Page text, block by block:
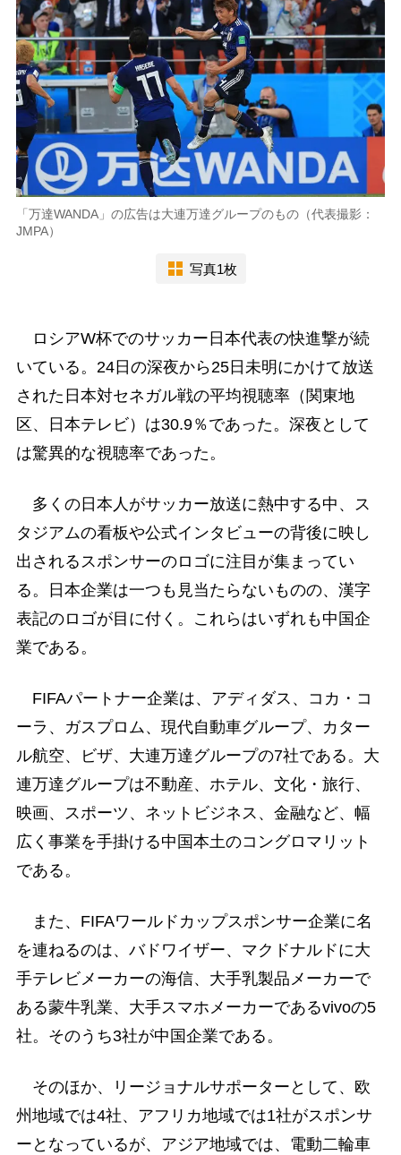
「万達WANDA」の広告は大連万達グループのもの（代表撮影：
JMPA）
写真1枚
ロシアW杯でのサッカー日本代表の快進撃が続
いている。24日の深夜から25日未明にかけて放送
された日本対セネガル戦の平均視聴率（関東地
区、日本テレビ）は30.9％であった。深夜として
は驚異的な視聴率であった。
多くの日本人がサッカー放送に熱中する中、ス
タジアムの看板や公式インタビューの背後に映し
出されるスポンサーのロゴに注目が集まってい
る。日本企業は一つも見当たらないものの、漢字
表記のロゴが目に付く。これらはいずれも中国企
業である。
FIFAパートナー企業は、アディダス、コカ・コ
ーラ、ガスプロム、現代自動車グループ、カター
ル航空、ビザ、大連万達グループの7社である。大
連万達グループは不動産、ホテル、文化・旅行、
映画、スポーツ、ネットビジネス、金融など、幅
広く事業を手掛ける中国本土のコングロマリット
である。
また、FIFAワールドカップスポンサー企業に名
を連ねるのは、バドワイザー、マクドナルドに大
手テレビメーカーの海信、大手乳製品メーカーで
ある蒙牛乳業、大手スマホメーカーであるvivoの5
社。そのうち3社が中国企業である。
そのほか、リージョナルサポーターとして、欧
州地域では4社、アフリカ地域では1社がスポンサ
ーとなっているが、アジア地域では、電動二輪車